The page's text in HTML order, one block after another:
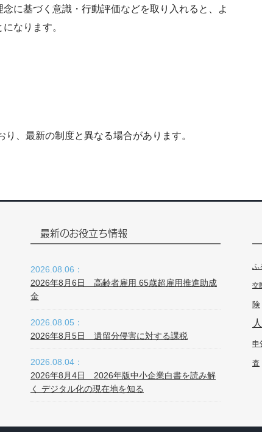
に基づく意識・行動評価などを取り入れると、よ
なります。
、最新の制度と異なる場合があります。
最新のお役立ち情報
2026.08.06：
2026年8月6日 高齢者雇用 65歳超雇用推進助成
金
2026.08.05：
2026年8月5日 遺留分侵害に対する課税
2026.08.04：
2026年8月4日 2026年版中小企業白書を読み解
く デジタル化の現在地を知る
ふ
交
険
申
査